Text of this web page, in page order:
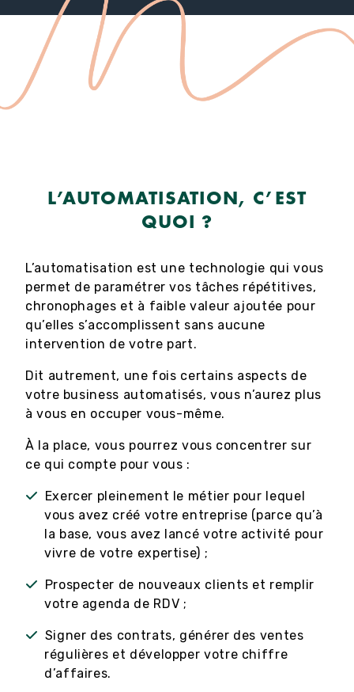
L’AUTOMATISATION, C’EST
QUOI ?
L’automatisation est une technologie qui vous
permet de paramétrer vos tâches répétitives,
chronophages et à faible valeur ajoutée pour
qu’elles s’accomplissent sans aucune
intervention de votre part.
Dit autrement, une fois certains aspects de
votre business automatisés, vous n’aurez plus
à vous en occuper vous-même.
À la place, vous pourrez vous concentrer sur
ce qui compte pour vous :
Exercer pleinement le métier pour lequel
vous avez créé votre entreprise (parce qu’à
la base, vous avez lancé votre activité pour
vivre de votre expertise) ;
Prospecter de nouveaux clients et remplir
votre agenda de RDV ;
Signer des contrats, générer des ventes
régulières et développer votre chiffre
d’affaires.